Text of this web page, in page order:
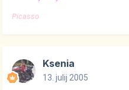
Picasso
Ksenia
13. julij 2005